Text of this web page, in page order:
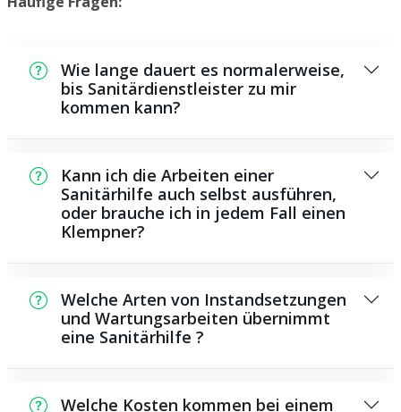
Wie lange dauert es normalerweise,
bis Sanitärdienstleister zu mir
kommen kann?
Zeit bei Ihnen vor Ort sein. Dies hängt unter
anderem von der Auftragslage zu dem
Zeitraum ab und von der Verkehrssituation
und der Entfernung zu Ihnen.
Kann ich die Arbeiten einer
Sanitärhilfe auch selbst ausführen,
oder brauche ich in jedem Fall einen
Klempner?
Wartungsarbeiten, die Sie eigenständig
durchführen können, zum Beispiel die
Anwendung von Rohrreinigern aus dem
Einsatz von spezialisiertem Werkzeug oder
Welche Arten von Instandsetzungen
und Wartungsarbeiten übernimmt
eine Sanitärhilfe ?
Vielzahl von Instandsetzungen und
Welche Kosten kommen bei einem